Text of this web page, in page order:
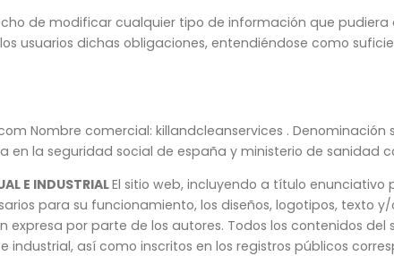
de modificar cualquier tipo de información que
usuarios dichas obligaciones, entendiéndose como
Nombre comercial: killandcleanservices . Denominación
en la seguridad social de españa y ministerio de sanidad
E INDUSTRIALEl sitio web, incluyendo a título
para su funcionamiento, los diseños, logotipos, texto y/o
expresa por parte de los autores. Todos los contenidos
así como inscritos en los registros públicos